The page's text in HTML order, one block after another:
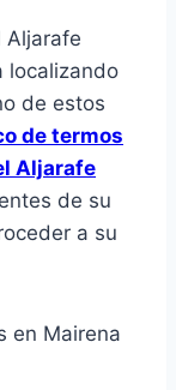
Aljarafe
localizando
de estos
de termos
Aljarafe
de su
a su